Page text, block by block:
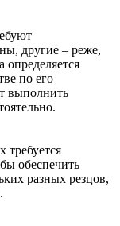
другие – реже,
по его
выполнить
требуется
обеспечить
разных резцов,